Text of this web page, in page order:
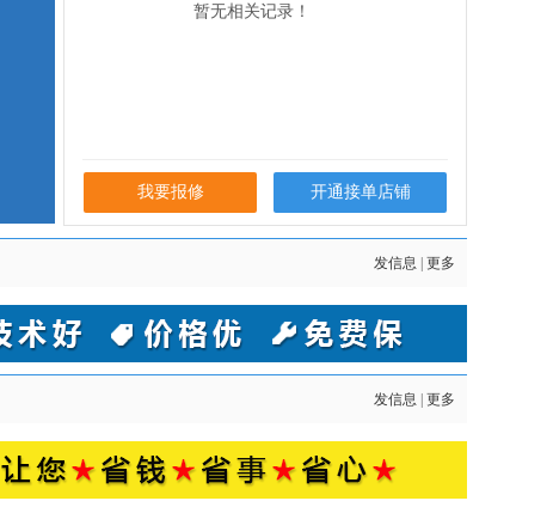
暂无相关记录！
我要报修 开通接单店铺
发信息 更多
发信息 更多